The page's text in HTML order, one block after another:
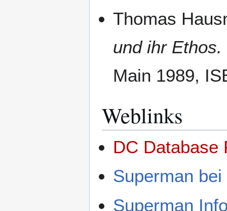
Thomas
und ihr Ethos.
Main 1989,
Weblinks
DC Database
Superman
Superman